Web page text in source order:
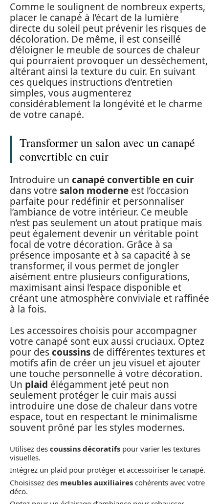
Comme le soulignent de nombreux experts,
placer le canapé à l’écart de la lumière
directe du soleil peut prévenir les risques de
décoloration. De même, il est conseillé
d’éloigner le meuble de sources de chaleur
qui pourraient provoquer un dessèchement,
altérant ainsi la texture du cuir. En suivant
ces quelques instructions d’entretien
simples, vous augmenterez
considérablement la longévité et le charme
de votre canapé.
Transformer un salon avec un canapé
convertible en cuir
Introduire un canapé convertible en cuir
dans votre salon moderne est l’occasion
parfaite pour redéfinir et personnaliser
l’ambiance de votre intérieur. Ce meuble
n’est pas seulement un atout pratique mais
peut également devenir un véritable point
focal de votre décoration. Grâce à sa
présence imposante et à sa capacité à se
transformer, il vous permet de jongler
aisément entre plusieurs configurations,
maximisant ainsi l’espace disponible et
créant une atmosphère conviviale et raffinée
à la fois.
Les accessoires choisis pour accompagner
votre canapé sont eux aussi cruciaux. Optez
pour descoussins de différentes textures et
motifs afin de créer un jeu visuel et ajouter
une touche personnelle à votre décoration.
Un plaid élégamment jeté peut non
seulement protéger le cuir mais aussi
introduire une dose de chaleur dans votre
espace, tout en respectant le minimalisme
souvent prôné par les styles modernes.
Utilisez des coussins décoratifs pour varier les textures
visuelles.
Intégrez un plaid pour protéger et accessoiriser le canapé.
Choisissez des meubles auxiliaires cohérents avec votre
déco.